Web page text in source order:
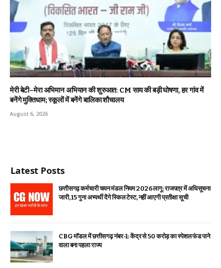
मेरी बेटी–मेरा अभिमान अभियान की शुरुआत: CM साय की बड़ी घोषणा, हर गांव में
बनेंगे मुक्तिधाम; स्कूलों में बनेंगे बालिका शौचालय
August 6, 2026
Latest Posts
छत्तीसगढ़ कर्मचारी चयन मंडल नियम 2026 लागू: राजपत्र में अधिसूचना
जारी, 15 गुना अभ्यर्थी देंगे स्किल टेस्ट, नहीं आएगी प्रतीक्षा सूची
CBG मॉडल में छत्तीसगढ़ नंबर-1: केंद्र से ₹50 करोड़ का स्पेशल फंड पाने
वाला बना पहला राज्य